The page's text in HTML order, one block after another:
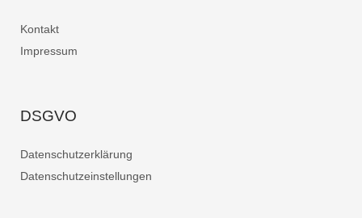
Kontakt
Impressum
DSGVO
Datenschutzerklärung
Datenschutzeinstellungen